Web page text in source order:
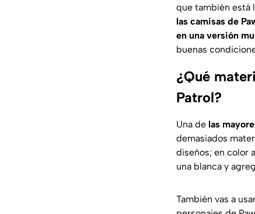
que también está
las camisas de
en una versión
buenas
¿Qué
Patrol?
Una de las
demasiados
diseños; en color
una blanca y
También vas a